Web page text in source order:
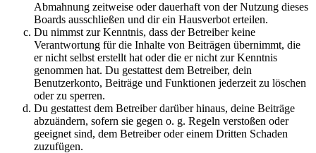
Abmahnung zeitweise oder dauerhaft von der Nutzung dieses
Boards ausschließen und dir ein Hausverbot erteilen.
Du nimmst zur Kenntnis, dass der Betreiber keine
Verantwortung für die Inhalte von Beiträgen übernimmt, die
er nicht selbst erstellt hat oder die er nicht zur Kenntnis
genommen hat. Du gestattest dem Betreiber, dein
Benutzerkonto, Beiträge und Funktionen jederzeit zu löschen
oder zu sperren.
Du gestattest dem Betreiber darüber hinaus, deine Beiträge
abzuändern, sofern sie gegen o. g. Regeln verstoßen oder
geeignet sind, dem Betreiber oder einem Dritten Schaden
zuzufügen.